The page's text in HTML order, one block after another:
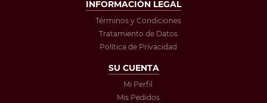
INFORMACIÓN LEGAL
Términos y Condiciones
Tratamiento de Datos
Política de Privacidad
SU CUENTA
Mi Perfil
Mis Pedidos